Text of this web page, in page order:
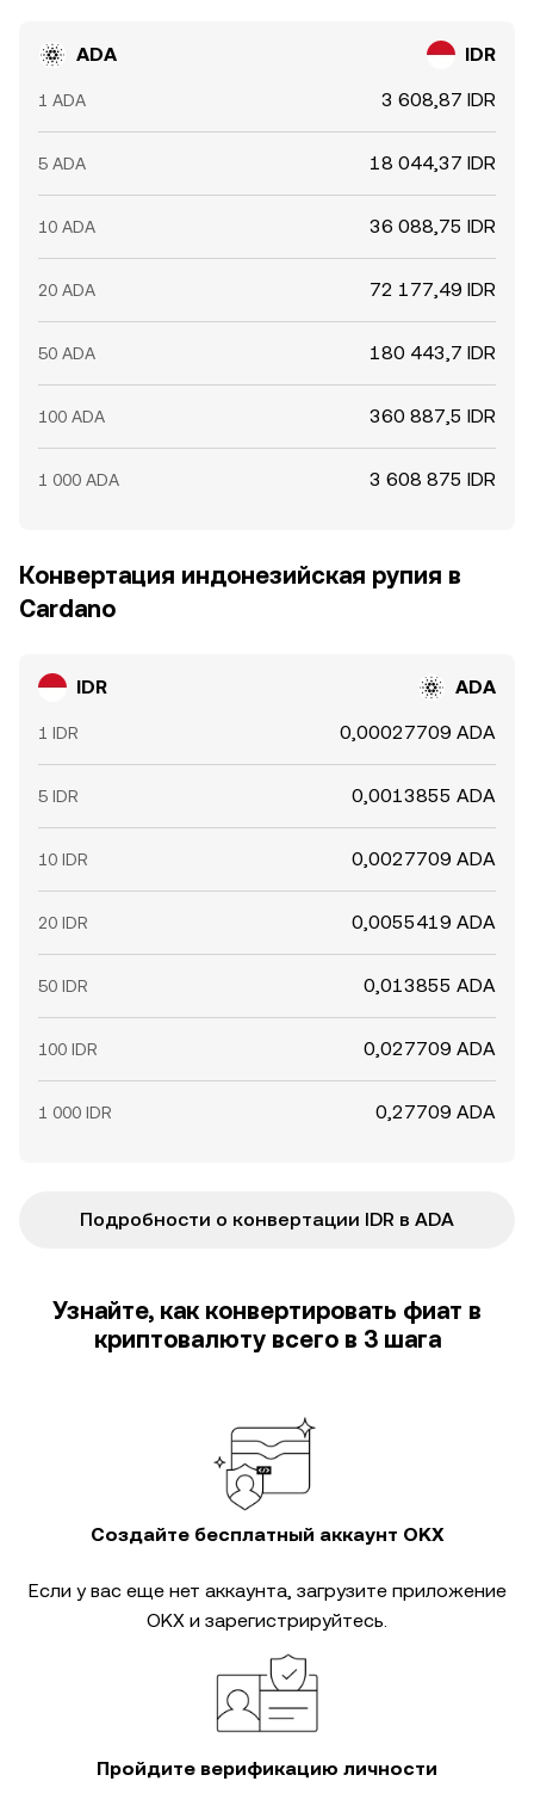
ADA IDR
1 ADA 3 608,87 IDR
5 ADA 18 044,37 IDR
10 ADA 36 088,75 IDR
20 ADA 72 177,49 IDR
50 ADA 180 443,7 IDR
100 ADA 360 887,5 IDR
1 000 ADA 3 608 875 IDR
Конвертация индонезийская рупия в
Cardano
IDR ADA
1 IDR 0,00027709 ADA
5 IDR 0,0013855 ADA
10 IDR 0,0027709 ADA
20 IDR 0,0055419 ADA
50 IDR 0,013855 ADA
100 IDR 0,027709 ADA
1 000 IDR 0,27709 ADA
Подробности о конвертации IDR в ADA
Узнайте, как конвертировать фиат в
криптовалюту всего в 3 шага
Создайте бесплатный аккаунт OKX
Если у вас еще нет аккаунта, загрузите приложение
OKX и зарегистрируйтесь.
Пройдите верификацию личности